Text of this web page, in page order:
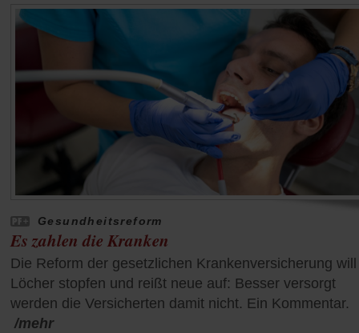
Gesundheitsreform
Es zahlen die Kranken
Die Reform der gesetzlichen Krankenversicherung will
Löcher stopfen und reißt neue auf: Besser versorgt
werden die Versicherten damit nicht. Ein Kommentar.
/mehr